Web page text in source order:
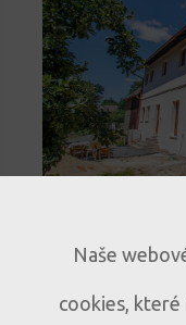
Prodej
Kolince
Naše
cookies, které